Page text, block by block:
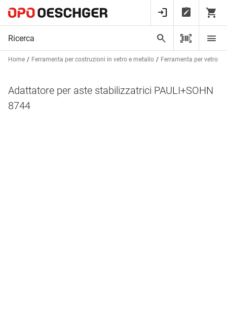
Home Ferramenta per costruzioni in vetro e metallo Ferramenta per vetro
Adattatore per aste stabilizzatrici PAULI+SOHN
8744